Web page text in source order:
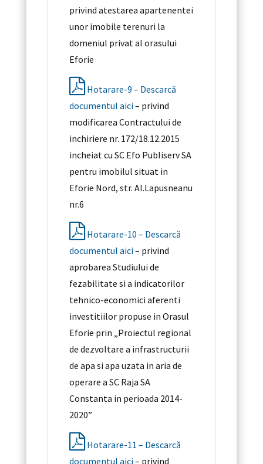
privind atestarea apartenentei
unor imobile terenuri la
domeniul privat al orasului
Eforie
Hotarare-9 – Descarcă
documentul aici– privind
modificarea Contractului de
inchiriere nr. 172/18.12.2015
incheiat cu SC Efo Publiserv SA
pentru imobilul situat in
Eforie Nord, str. Al.Lapusneanu
nr.6
Hotarare-10 – Descarcă
documentul aici– privind
aprobarea Studiului de
fezabilitate si a indicatorilor
tehnico-economici aferenti
investitiilor propuse in Orasul
Eforie prin „Proiectul regional
de dezvoltare a infrastructurii
de apa si apa uzata in aria de
operare a SC Raja SA
Constanta in perioada 2014-
2020”
Hotarare-11 – Descarcă
documentul aici– privind